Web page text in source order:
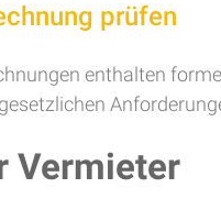
prüfen
enthalten
Vermieter